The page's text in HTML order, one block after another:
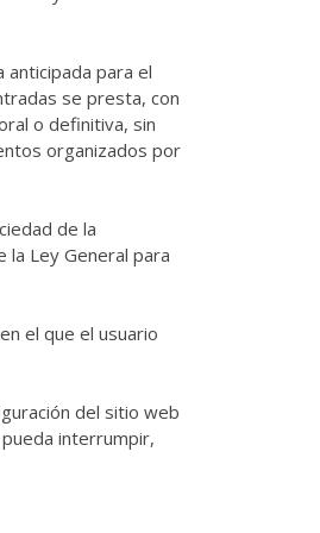
para el
se presta, con
o definitiva, sin
organizados por
de la
Ley General para
el que el usuario
del sitio web
interrumpir,